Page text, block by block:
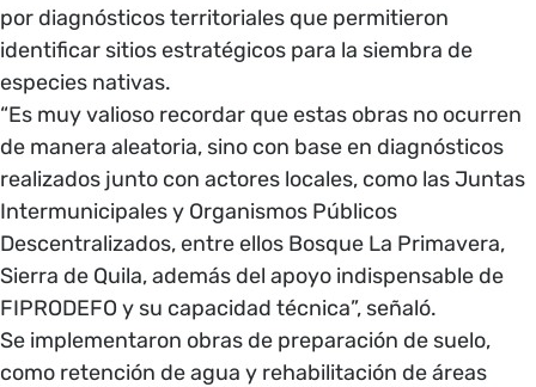
por diagnósticos territoriales que permitieron
identificar sitios estratégicos para la siembra de
especies nativas.
“Es muy valioso recordar que estas obras no ocurren
de manera aleatoria, sino con base en diagnósticos
realizados junto con actores locales, como las Juntas
Intermunicipales y Organismos Públicos
Descentralizados, entre ellos Bosque La Primavera,
Sierra de Quila, además del apoyo indispensable de
FIPRODEFO y su capacidad técnica”, señaló.
Se implementaron obras de preparación de suelo,
como retención de agua y rehabilitación de áreas